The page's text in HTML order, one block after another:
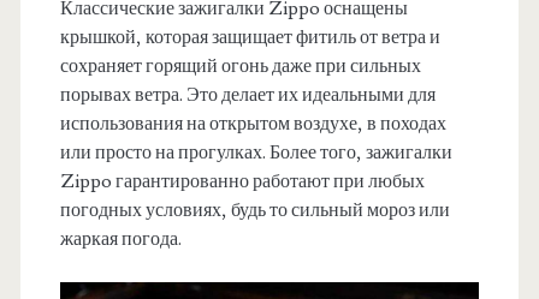
Классические зажигалки Zippo оснащены
крышкой, которая защищает фитиль от ветра и
сохраняет горящий огонь даже при сильных
порывах ветра. Это делает их идеальными для
использования на открытом воздухе, в походах
или просто на прогулках. Более того, зажигалки
Zippo гарантированно работают при любых
погодных условиях, будь то сильный мороз или
жаркая погода.